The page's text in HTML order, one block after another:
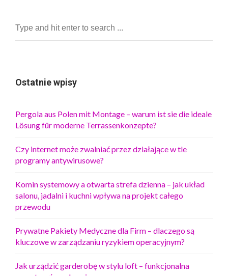
Ostatnie wpisy
Pergola aus Polen mit Montage – warum ist sie die ideale
Lösung für moderne Terrassenkonzepte?
Czy internet może zwalniać przez działające w tle
programy antywirusowe?
Komin systemowy a otwarta strefa dzienna – jak układ
salonu, jadalni i kuchni wpływa na projekt całego
przewodu
Prywatne Pakiety Medyczne dla Firm – dlaczego są
kluczowe w zarządzaniu ryzykiem operacyjnym?
Jak urządzić garderobę w stylu loft – funkcjonalna